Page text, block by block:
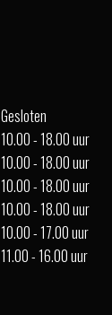
Gesloten
10.00 - 18.00 uur
10.00 - 18.00 uur
10.00 - 18.00 uur
10.00 - 18.00 uur
10.00 - 17.00 uur
11.00 - 16.00 uur